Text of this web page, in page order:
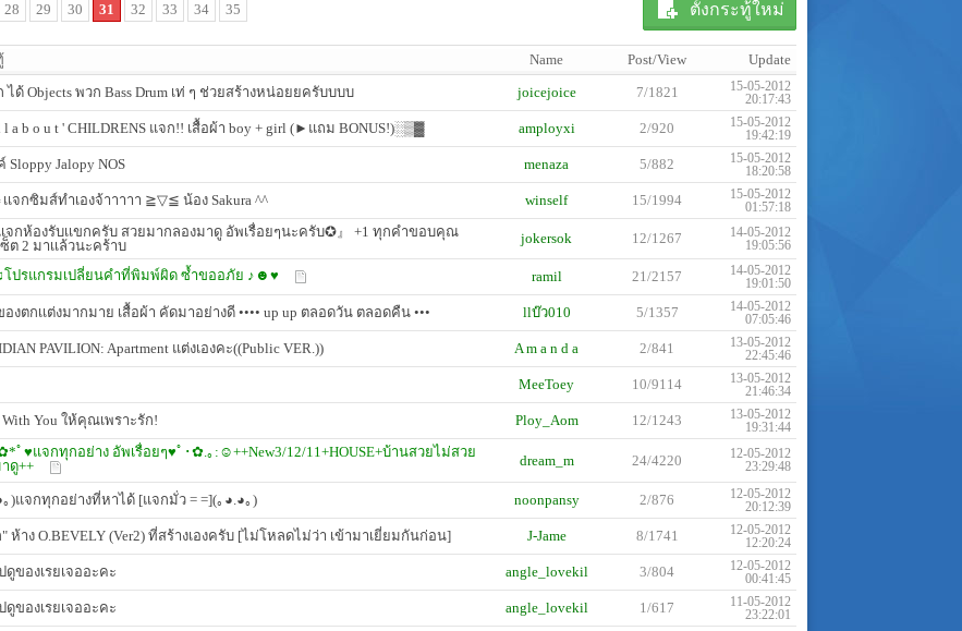
ตั้งกระทู้ใหม่
28 29 30 31 32 33 34 35
Name Post/View
Update
ได้ Objects พวก Bass Drum เท่ ๆ ช่วยสร้างหน่อยยครับบบบ
joicejoice 7/1821
15-05-2012
20:17:43
a b o u t ' CHILDRENS แจก!! เสื้อผ้า boy + girl (►แถม BONUS!)░▒▓ amployxi 2/920
15-05-2012
19:42:19
Sloppy Jalopy NOS menaza 5/882
15-05-2012
18:20:58
เจกซิมส์ทำเองจ้าาาาา ≧▽≦ น้อง Sakura ^^ winself 15/1994
15-05-2012
01:57:18
เจกห้องรับเเขกครับ สวยมากลองมาดู อัพเรื่อยๆนะครับ✪』 +1 ทุกคำขอบคุณ
ต 2 มาเเล้วนะคร้าบ
jokersok 12/1267
14-05-2012
19:05:56
ปรแกรมเปลี่ยนคำที่พิมพ์ผิด ซ้ำขออภัย ♪☻♥ ramil 21/2157
14-05-2012
19:01:50
ของตกเเต่งมากมาย เสื้อผ้า คัดมาอย่างดี •••• up up ตลอดวัน ตลอดคืน ••• llบ๊ว010 5/1357
14-05-2012
07:05:46
PAVILION: Apartment แต่งเองคะ((Public VER.)) A m a n d a 2/841
13-05-2012
22:45:46
MeeToey 10/9114
13-05-2012
21:46:34
With You ให้คุณเพราะรัก! Ploy_Aom 12/1243
13-05-2012
19:31:44
ﾟ♥แจกทุกอย่าง อัพเรื่อยๆ♥ﾟ･✿.｡:☺++New3/12/11+HOUSE+บ้านสวยไม่สวย
ดู++
dream_m 24/4220
12-05-2012
23:29:48
｡)แจกทุกอย่างที่หาได้ [แจกมั่ว = =](｡◕.◕｡) noonpansy 2/876
12-05-2012
20:12:39
ห้าง O.BEVELY (Ver2) ที่สร้างเองครับ [ไม่โหลดไม่ว่า เข้ามาเยี่ยมกันก่อน] J-Jame 8/1741
12-05-2012
12:20:24
ดูของเรยเจออะคะ angle_lovekil 3/804
12-05-2012
00:41:45
ดูของเรยเจออะคะ angle_lovekil 1/617
11-05-2012
23:22:01